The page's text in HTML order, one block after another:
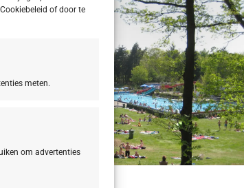
of door te
meten.
om advertenties